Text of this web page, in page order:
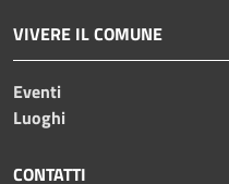
VIVERE IL COMUNE
Eventi
Luoghi
CONTATTI